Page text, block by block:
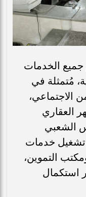
الخدمات
مُتمثلة في
الاجتماعي،
العقاري
الشعبي
تشغيل خدمات
التموين،
استكمال